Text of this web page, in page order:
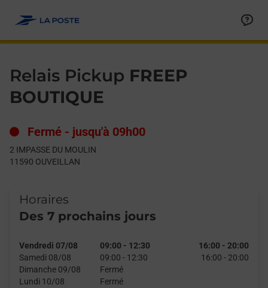
Relais Pickup FREEP
BOUTIQUE
Fermé - jusqu'à 09h00
2 IMPASSE DU MOULIN
11590 OUVEILLAN
Horaires
Des 7 prochains jours
Vendredi 07/08 09:00 - 12:30 16:00 - 20:00
Samedi 08/08
09:00 - 12:30 16:00 - 20:00
Dimanche 09/08
Fermé
Lundi 10/08
Fermé